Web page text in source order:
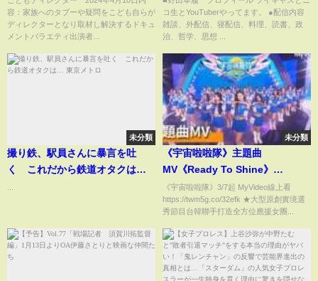
容：家族へのタブーや疑問をこども自らが
ディレクターとなり取材し解決するドキュ
メントバラエティ出演者...
コ生とYouTuberやってます。 ●配信内容
雑談、外配信、寝配信、料理、読書、政
治、哲学、思想 ...
未分類
撮り鉄、駅員さんに暴言を吐
く これだから鉄道オタクは…
未分類
《宇宙啦啦隊》主題曲
MV《Ready To Shine》
│MyVideo首播線上看
《宇宙啦啦隊》3/7起 MyVideo線上看
https://twm5g.co/32efk ★大型原創實境選
秀節目台韓聯手打造全方位應援女團...